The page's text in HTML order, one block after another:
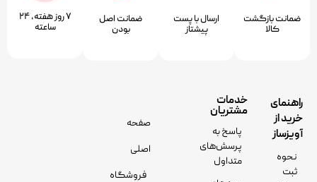
ضمانت بازگشت
کالا
ارسال با پست
پیشتاز
ﺿﻤﺎﻧﺖ اﺻﻞ
ﺑﻮدن
۷ روز ﻫﻔﺘﻪ، ۲۴
ﺳﺎﻋﺘﻪ
راهنمای
خرید از
آویزساز
نحوه
ثبت
خدمات
مشتریان
پاسخ به
پرسش‌های
متداول
صفحه
اصلی
فروشگاه